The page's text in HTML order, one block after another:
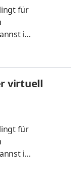
für
im
virtuell
für
im